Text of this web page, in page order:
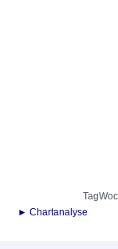
Tag
► Chartanalyse